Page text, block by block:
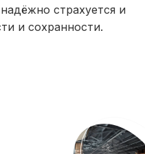
страхуется и
и сохранности.